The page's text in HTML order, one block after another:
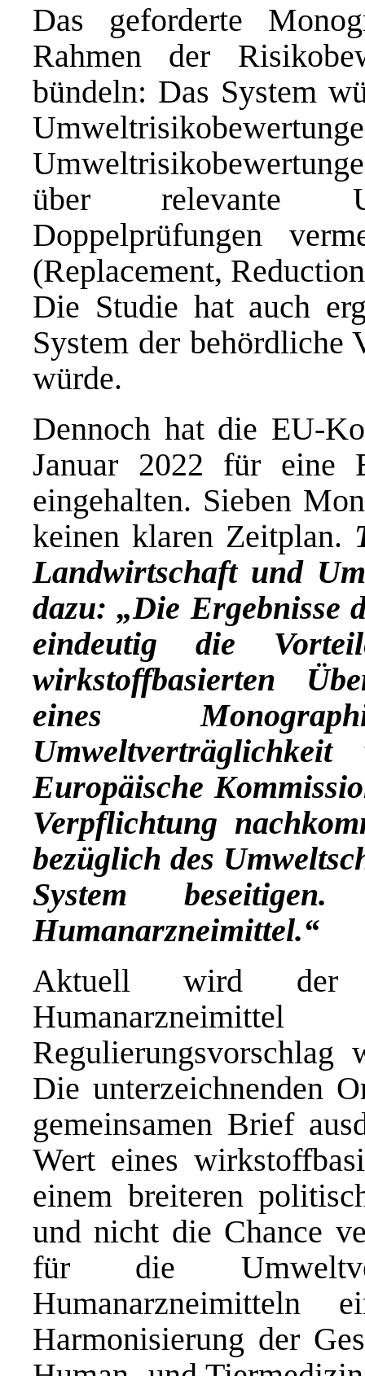
Das geforderte
Rahmen der
bündeln: Das System
über relevante
Doppelprüfungen
(Replacement,
Die Studie hat auch
System der behördliche
würde.
Dennoch hat die EU-
Januar 2022 für eine
eingehalten. Sieben
keinen klaren Zeitplan.
Landwirtschaft und
dazu: „Die Ergebnisse
eindeutig die
wirkstoffbasierten
eines
Europäische
Verpflichtung
bezüglich des
System
Humanarzneimittel.“
Aktuell wird der
Die unterzeichnenden
gemeinsamen Brief
Wert eines
einem breiteren
und nicht die Chance
für die
Humanarzneimitteln
Harmonisierung der